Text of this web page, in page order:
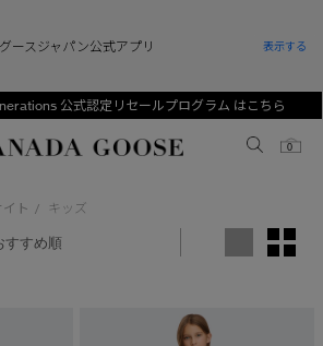
公式認定リセールプログラム はこちら
Canada Goose
0
ー
ム
ム
0‐24ヵ月)
ト / キッズ
ースジャパン公式アプリ 表示する